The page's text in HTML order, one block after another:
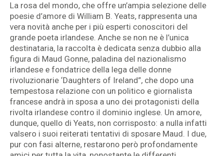
La rosa del mondo, che offre un’ampia selezione delle
poesie d’amore di William B. Yeats, rappresenta una
vera novità anche per i più esperti conoscitori del
grande poeta irlandese. Anche se non ne è l’unica
destinataria, la raccolta è dedicata senza dubbio alla
figura di Maud Gonne, paladina del nazionalismo
irlandese e fondatrice della lega delle donne
rivoluzionarie ‘Daughters of Ireland”, che dopo una
tempestosa relazione con un politico e giornalista
francese andrà in sposa a uno dei protagonisti della
rivolta irlandese contro il dominio inglese. Un amore,
dunque, quello di Yeats, non corrisposto: a nulla infatti
valsero i suoi reiterati tentativi di sposare Maud. I due,
pur con fasi alterne, restarono però profondamente